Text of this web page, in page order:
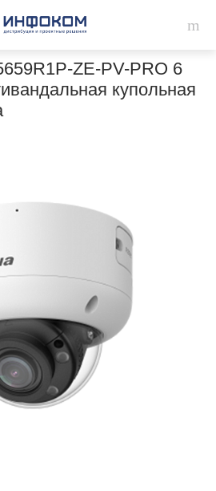
ZE-PV-PRO 6
купольная